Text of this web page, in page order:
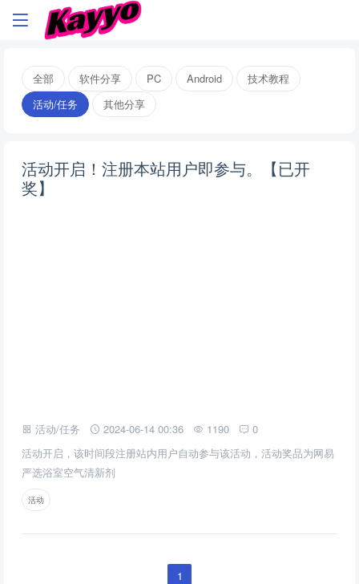
全部 软件分享 PC Android
技术教程
活动/任务
其他分享
活动开启！注册本站用户即参与。【已开
奖】
活动/任务 2024-06-14 00:36 1190
0
活动开启，该时间段注册站内用户自动参与该活动，活动奖品为网易
严选浴室空气清新剂
活动
1